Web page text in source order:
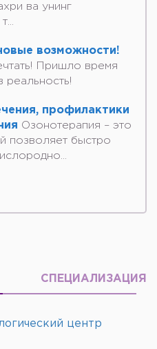
ва унинг
возможности!
Пришло время
реальность!
профилактики
Озонотерапия – это
позволяет быстро
СПЕЦИАЛИЗАЦИЯ
центр